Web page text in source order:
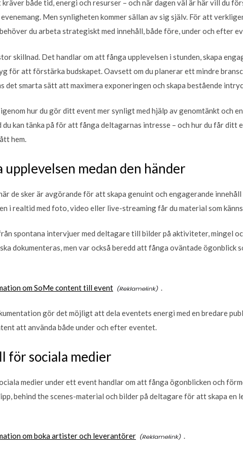
både tid, energi och resurser – och när dagen väl är här vill du
Men synligheten kommer sällan av sig själv. För att
du arbeta strategiskt med innehåll, både före, under och efter
skillnad. Det handlar om att fånga upplevelsen i stunden, skapa
för att förstärka budskapet. Oavsett om du planerar ett mindre
det smarta sätt att maximera exponeringen och skapa bestående
hur du gör ditt event mer synligt med hjälp av genomtänkt och
du kan tänka på för att fånga deltagarnas intresse – och hur du får ditt
hem.
medan den händer
de sker är avgörande för att skapa genuint och engagerande
i realtid med foto, video eller live-streaming får du material som känns
spontana intervjuer med deltagare till bilder på aktiviteter, mingel
dokumenteras, men var också beredd att fånga oväntade ögonblick
om SoMe content till event
gör det möjligt att dela eventets energi med en bredare
att använda både under och efter eventet.
för sociala medier
medier under ett event handlar om att fånga ögonblicken och
behind the scenes-material och bilder på deltagare för att skapa en
om boka artister och leverantörer .